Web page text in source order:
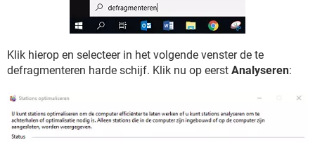
Klik hierop en selecteer in het volgende venster de te
defragmenteren harde schijf. Klik nu op eerst Analyseren: